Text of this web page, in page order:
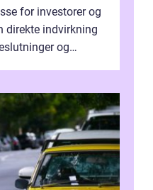
for investorer og
direkte indvirkning
og